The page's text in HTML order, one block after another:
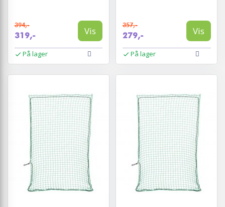
394,-
319,- Vis
På lager
357,-
279,- Vis
På lager